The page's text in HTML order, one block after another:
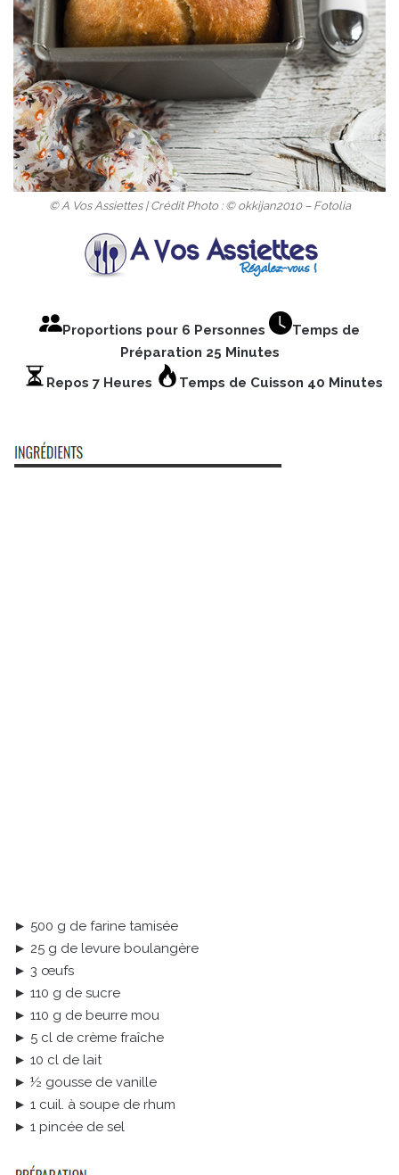
© A Vos Assiettes | Crédit Photo : © okkijan2010 – Fotolia
Proportions pour 6 Personnes
Temps de
Préparation 25 Minutes
Repos 7 Heures
Temps de Cuisson 40 Minutes
► 500 g de farine tamisée
► 25 g de levure boulangère
► 3 œufs
► 110 g de sucre
► 110 g de beurre mou
► 5 cl de crème fraîche
► 10 cl de lait
► ½ gousse de vanille
► 1 cuil. à soupe de rhum
► 1 pincée de sel